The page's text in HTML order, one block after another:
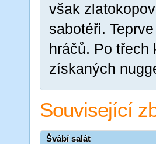
však
sabotéři.
hráčů. Po třech
získaných
Související
Švábí salát